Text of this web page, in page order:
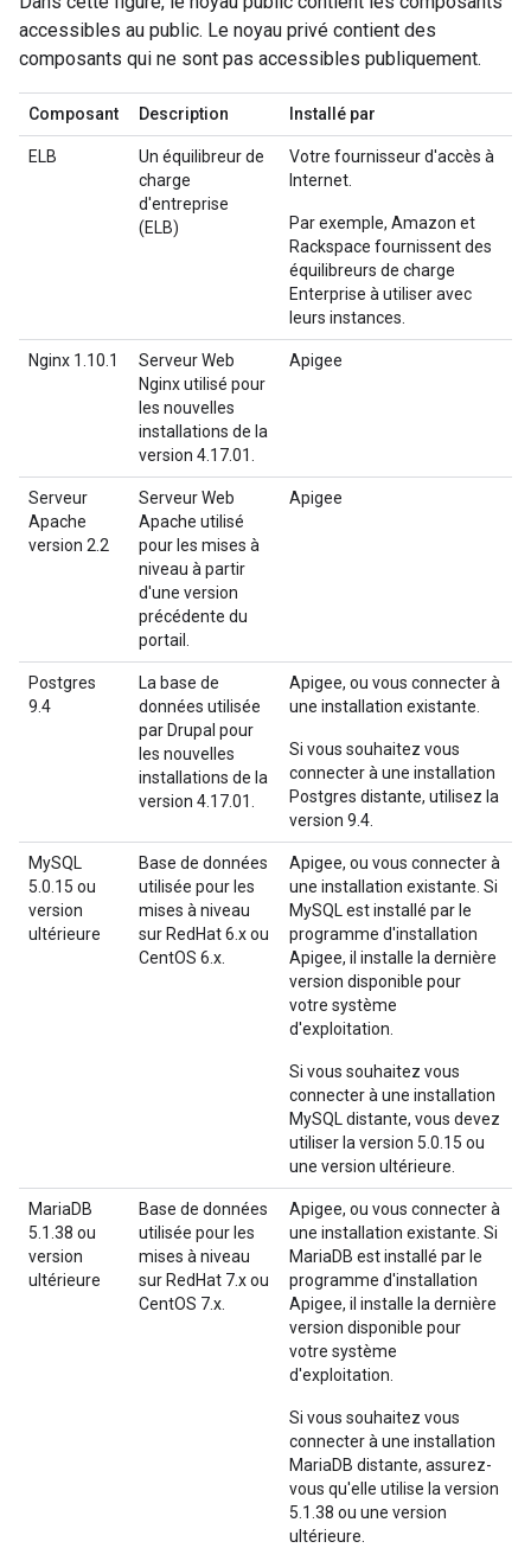
accessibles au public. Le noyau privé contient des
composants qui ne sont pas accessibles publiquement.
Composant Description Installé par
ELB
Un équilibreur de
charge
d'entreprise
(ELB)
Votre fournisseur d'accès à
Internet.
Par exemple, Amazon et
Rackspace fournissent des
équilibreurs de charge
Enterprise à utiliser avec
leurs instances.
Nginx 1.10.1
Serveur Web
Nginx utilisé pour
les nouvelles
installations de la
version 4.17.01.
Apigee
Serveur
Apache
version 2.2
Serveur Web
Apache utilisé
pour les mises à
niveau à partir
d'une version
précédente du
portail.
Apigee
Postgres
9.4
La base de
données utilisée
par Drupal pour
les nouvelles
installations de la
version 4.17.01.
Apigee, ou vous connecter à
une installation existante.
Si vous souhaitez vous
connecter à une installation
Postgres distante, utilisez la
version 9.4.
MySQL
5.0.15 ou
version
ultérieure
Base de données
utilisée pour les
mises à niveau
sur RedHat 6.x ou
CentOS 6.x.
Apigee, ou vous connecter à
une installation existante. Si
MySQL est installé par le
programme d'installation
Apigee, il installe la dernière
version disponible pour
votre système
d'exploitation.
Si vous souhaitez vous
connecter à une installation
MySQL distante, vous devez
utiliser la version 5.0.15 ou
une version ultérieure.
MariaDB
5.1.38 ou
version
ultérieure
Base de données
utilisée pour les
mises à niveau
sur RedHat 7.x ou
CentOS 7.x.
Apigee, ou vous connecter à
une installation existante. Si
MariaDB est installé par le
programme d'installation
Apigee, il installe la dernière
version disponible pour
votre système
d'exploitation.
Si vous souhaitez vous
connecter à une installation
MariaDB distante, assurez-
vous qu'elle utilise la version
5.1.38 ou une version
ultérieure.